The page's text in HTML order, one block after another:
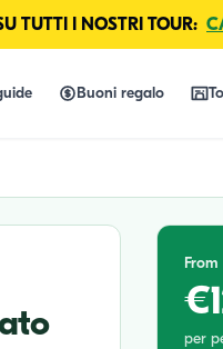
TUTTI I NOSTRI TOUR:
Buoni regalo
From
per